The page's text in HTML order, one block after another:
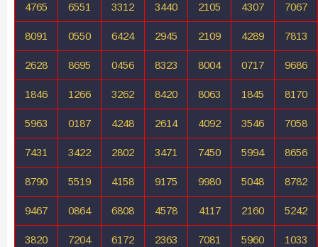
4765 6551 3312 3440 2105 4307 7067
8091 0550 6424 2945 2109 4289 7813
2628 8695 0456 8323 8004 0717 9686
1846 1266 3262 8420 8063 1845 8170
5963 0187 4248 2614 4092 3546 7058
7431 3422 2802 3471 7450 5994 8656
8790 5519 4158 9175 9980 5048 8782
9467 0864 6808 4578 4117 2160 5242
3820 7204 6172 2363 7081 5960 1033